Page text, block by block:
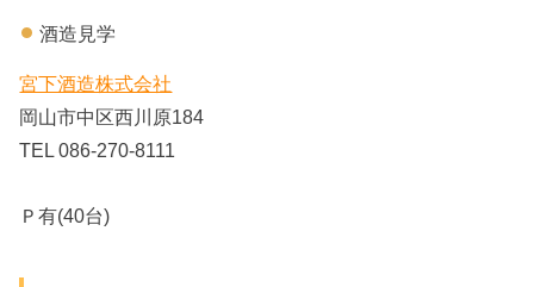
酒造見学
宮下酒造株式会社
岡山市中区西川原184
TEL 086-270-8111
Ｐ有(40台)